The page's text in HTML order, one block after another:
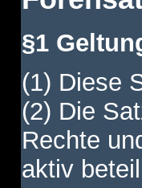
§1
(1) Diese
(2) Die
Rechte
aktiv